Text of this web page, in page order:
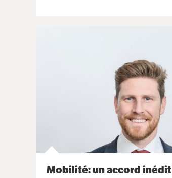
Mobilité: un accord inédit